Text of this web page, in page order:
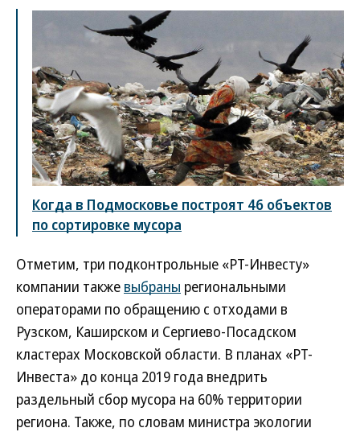
Когда в Подмосковье построят 46 объектов
по сортировке мусора
Отметим, три подконтрольные «РТ-Инвесту»
компании также выбраны региональными
операторами по обращению с отходами в
Рузском, Каширском и Сергиево-Посадском
кластерах Московской области. В планах «РТ-
Инвеста» до конца 2019 года внедрить
раздельный сбор мусора на 60% территории
региона. Также, по словам министра экологии